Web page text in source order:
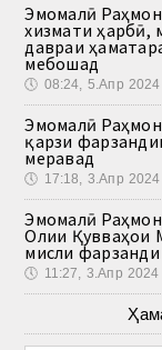
Эмомалӣ
хизмати ҳарбӣ,
давраи
мебошад
🕔 08:24, 5.Апр 2024
Эмомалӣ
қарзи
меравад
🕔 17:18, 3.Апр 2024
Эмомалӣ
Олии Қувваҳои
мисли
🕔 11:27, 3.Апр 2024